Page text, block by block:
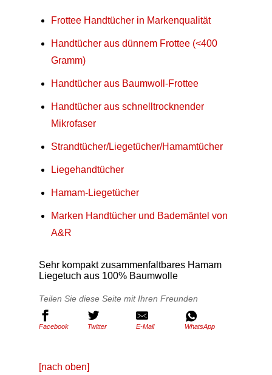
Frottee Handtücher in Markenqualität
Handtücher aus dünnem Frottee (<400
Gramm)
Handtücher aus Baumwoll-Frottee
Handtücher aus schnelltrocknender
Mikrofaser
Strandtücher/Liegetücher/Hamamtücher
Liegehandtücher
Hamam-Liegetücher
Marken Handtücher und Bademäntel von
A&R
Sehr kompakt zusammenfaltbares Hamam
Liegetuch aus 100% Baumwolle
Teilen Sie diese Seite mit Ihren Freunden
Facebook Twitter E-Mail WhatsApp
[nach oben]